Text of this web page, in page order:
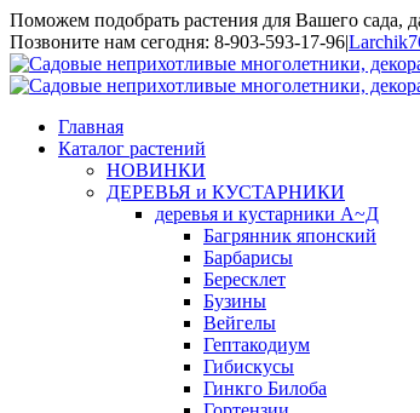
Поможем подобрать растения для Вашего сада,
Toggle
SlidingBar
Area
Позвоните нам сегодня: 8-903-593-17-96|
Главная
Каталог растений
НОВИНКИ
ДЕРЕВЬЯ и КУСТАРНИКИ
деревья и кустарники А~Д
Багрянник японский
Барбарисы
Бересклет
Бузины
Вейгелы
Гептакодиум
Гибискусы
Гинкго Билоба